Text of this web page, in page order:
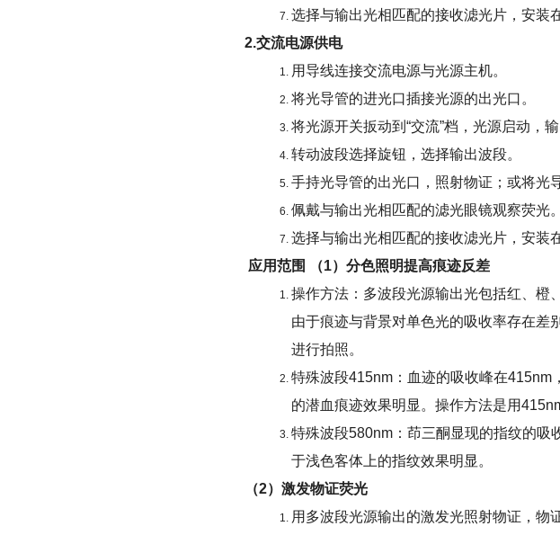
选择与输出光相匹配的接收滤光片，安装
2.交流电源供电
用导线连接交流电源与光源主机。
将光导管的进光口插接光源的出光口。
将光源开关扳动到“交流”档，光源启动，输
转动波段选择旋钮，选择输出波段。
手持光导管的出光口，照射物证；或将光
佩戴与输出光相匹配的滤光眼镜观察荧光。
选择与输出光相匹配的接收滤光片，安装
应用范围
（1）分色照明提高痕迹反差
操作方法：多波段光源输出光包括红、橙
由于痕迹与背景对单色光的吸收率存在差
进行拍照。
特殊波段415nm：血迹的吸收峰在415nm
的潜血痕迹效果明显。操作方法是用
特殊波段580nm：茚三酮显现的指纹的吸
于浅色客体上的指纹效果明显。
（2）激发物证荧光
用多波段光源输出的激发光照射物证，物